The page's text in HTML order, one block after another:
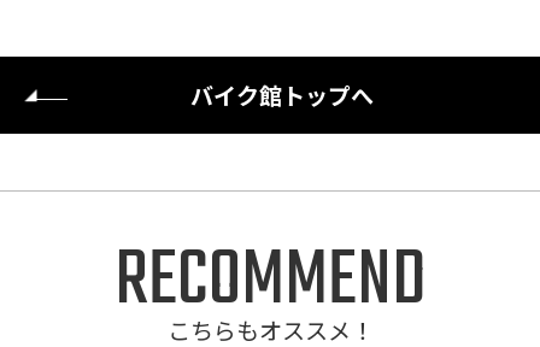
バイク館トップへ
RECOMMEND
こちらもオススメ！